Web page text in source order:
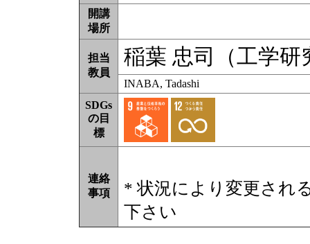
開講
場所
担当
教員
稲葉 忠司（工学研
INABA, Tadashi
SDGs
の目
標
連絡
事項
* 状況により変更され
下さい